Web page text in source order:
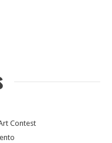
Contest